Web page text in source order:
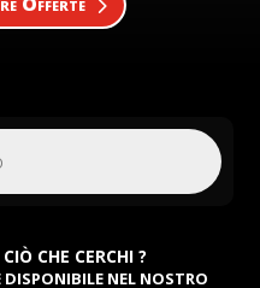
CHE CERCHI ?
DISPONIBILE NEL NOSTRO